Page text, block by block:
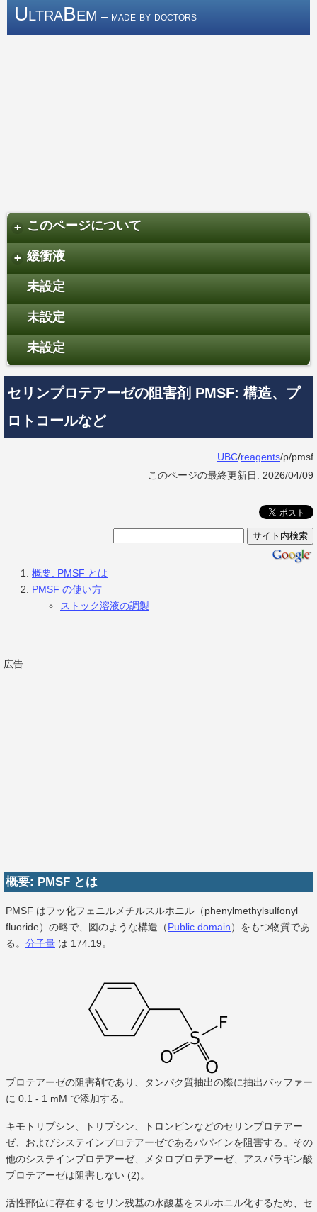
UltraBem – made by doctors
+ このページについて
+ 緩衝液
未設定
未設定
未設定
セリンプロテアーゼの阻害剤 PMSF: 構造、プ
ロトコールなど
UBC/reagents/p/pmsf
このページの最終更新日: 2026/04/09
概要: PMSF とは
PMSF の使い方
ストック溶液の調製
広告
概要: PMSF とは
PMSF はフッ化フェニルメチルスルホニル（phenylmethylsulfonyl
fluoride）の略で、図のような構造（Public domain）をもつ物質であ
る。 分子量 は 174.19。
プロテアーゼの阻害剤であり、タンパク質抽出の際に抽出バッファー
に 0.1 - 1 mM で添加する。
キモトリプシン、トリプシン、トロンビンなどのセリンプロテアー
ゼ、およびシステインプロテアーゼであるパパインを阻害する。その
他のシステインプロテアーゼ、メタロプロテアーゼ、アスパラギン酸
プロテアーゼは阻害しない (2)。
活性部位に存在するセリン残基の水酸基をスルホニル化するため、セ